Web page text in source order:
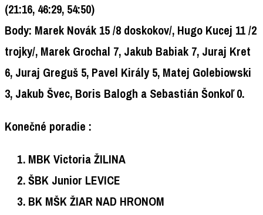
(21:16, 46:29, 54:50)
Body: Marek Novák 15 /8 doskokov/, Hugo Kucej 11 /2
trojky/, Marek Grochal 7, Jakub Babiak 7, Juraj Kret
6, Juraj Greguš 5, Pavel Király 5, Matej Golebiowski
3, Jakub Švec, Boris Balogh a Sebastián Šonkoľ 0.
Konečné poradie :
MBK Victoria ŽILINA
ŠBK Junior LEVICE
BK MŠK ŽIAR NAD HRONOM